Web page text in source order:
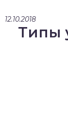
12.10.2018
Типы